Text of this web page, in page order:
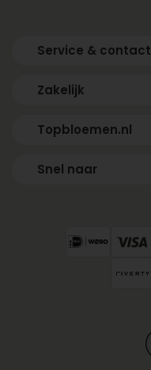
Service & contact
Zakelijk
Topbloemen.nl
Snel naar